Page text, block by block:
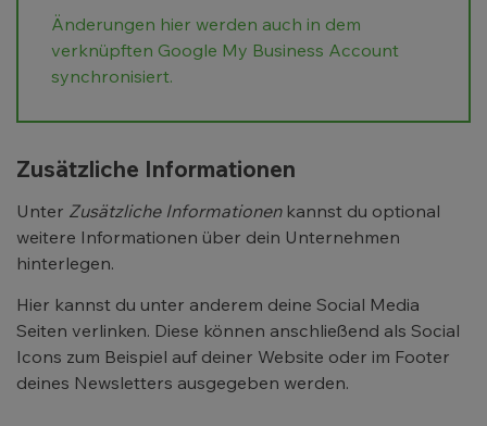
Änderungen hier werden auch in dem
verknüpften Google My Business Account
synchronisiert.
Zusätzliche Informationen
Unter Zusätzliche Informationenkannst du optional
weitere Informationen über dein Unternehmen
hinterlegen.
Hier kannst du unter anderem deine Social Media
Seiten verlinken. Diese können anschließend als Social
Icons zum Beispiel auf deiner Website oder im Footer
deines Newsletters ausgegeben werden.